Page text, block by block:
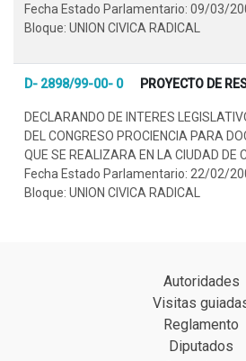
Fecha Estado Parlamentario: 09/03/
Bloque: UNION CIVICA RADICAL
D- 2898/99-00- 0 PROYECTO DE
DECLARANDO DE INTERES
DEL CONGRESO PROCIENCIA PARA
QUE SE REALIZARA EN LA CIUDAD DE
Fecha Estado Parlamentario: 22/02/
Bloque: UNION CIVICA RADICAL
Autoridades
Visitas
Reglamento
Diputados